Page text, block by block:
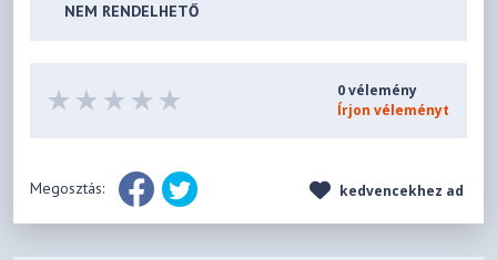
NEM RENDELHETŐ
0 vélemény
Írjon véleményt
Megosztás: kedvencekhez ad